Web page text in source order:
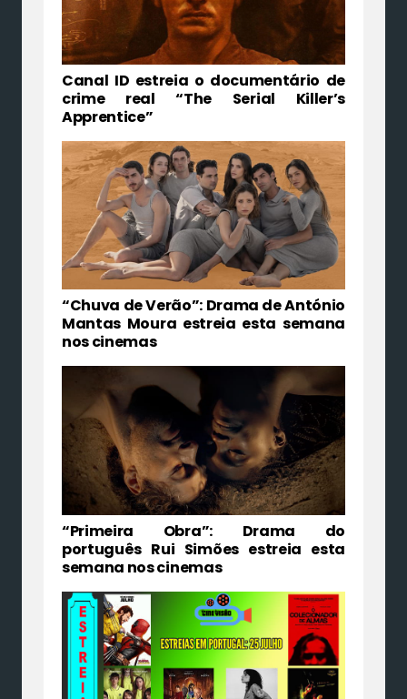
Canal ID estreia o documentário de
crime real “The Serial Killer’s
Apprentice”
“Chuva de Verão”: Drama de António
Mantas Moura estreia esta semana
nos cinemas
“Primeira Obra”: Drama do
português Rui Simões estreia esta
semana nos cinemas